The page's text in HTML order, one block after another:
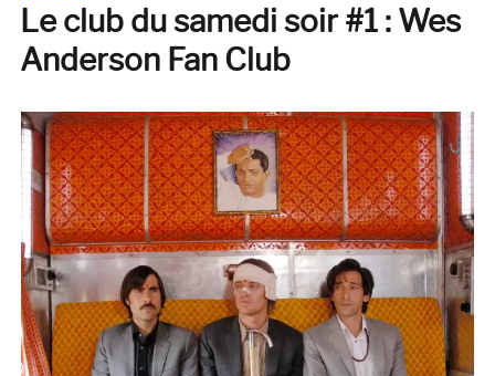
soir
#
4
Bay
Area
Le club du samedi soir #1 : Wes
Anderson Fan Club